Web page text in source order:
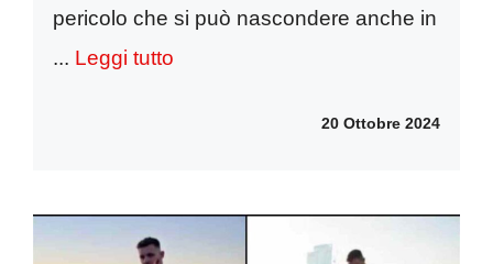
pericolo che si può nascondere anche in
... Leggi tutto
20 Ottobre 2024